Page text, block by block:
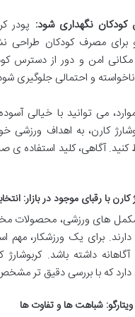
نگهداری شود: پودر
مصرف کودکان طراحی
امن و دور از دسترس
و احتمالی جلوگیری
می توانید با خیالی
کارن، به اهداف
کنید. آگاهی، کلید استفاده ی
با رقبای موجود در بازار:
مکمل های ورزشی، محصولات
برای یک ورزشکار،
داشته باشد. کربوشارژ
دارد که با بررسی دقیق تر
ویتارگو: شباهت ها و تفاوت ها